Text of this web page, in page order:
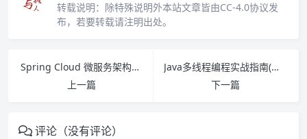
转载说明： 除特殊说明外本站文章皆由CC-4.0协议发
布，若要转载请注明出处。
Spring Cloud 微服务架构开发实战 PDF下载
上一篇
Java多线程编程实战指南(设计模式篇) PDF下载
下一篇
评论（没有评论）